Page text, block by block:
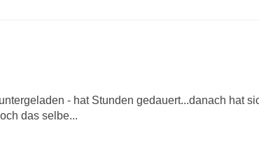
- hat Stunden gedauert...danach hat
das selbe...